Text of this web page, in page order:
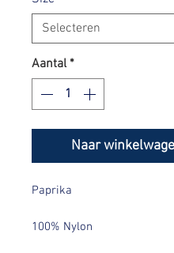
Aantal *
Naar
Paprika
100% Nylon